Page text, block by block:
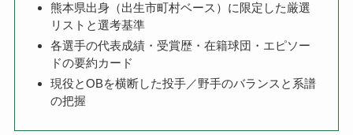
熊本県出身（出生市町村ベース）に限定した厳選
リストと選考基準
各選手の代表成績・受賞歴・在籍球団・エピソー
ドの要約カード
現役とOBを横断した投手／野手のバランスと系譜
の把握